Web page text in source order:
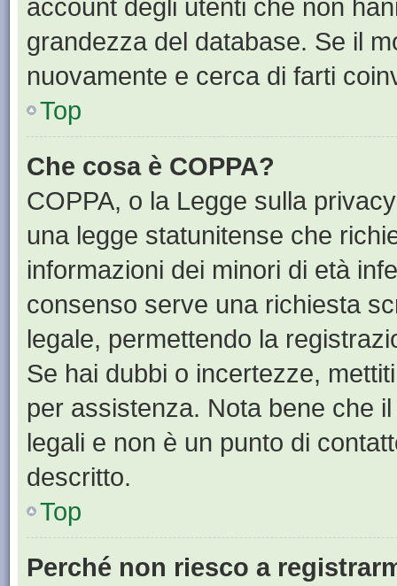
account degli utenti che non
grandezza del database. Se il
nuovamente e cerca di farti
Top
Che cosa è COPPA?
COPPA, o la Legge sulla
una legge statunitense che
informazioni dei minori di età
consenso serve una richiesta
legale, permettendo la
Se hai dubbi o incertezze,
per assistenza. Nota bene che
legali e non è un punto di
descritto.
Top
Perché non riesco a